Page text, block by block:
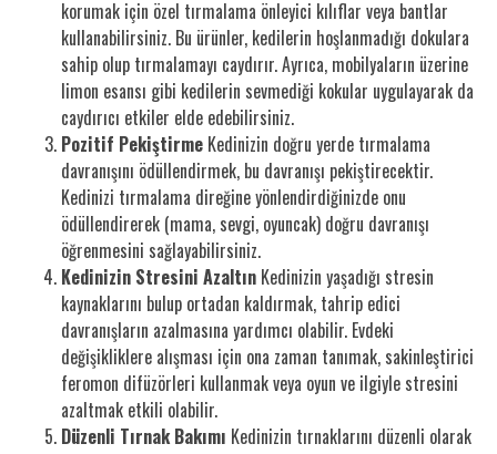
korumak için özel tırmalama önleyici kılıflar veya bantlar
kullanabilirsiniz. Bu ürünler, kedilerin hoşlanmadığı dokulara
sahip olup tırmalamayı caydırır. Ayrıca, mobilyaların üzerine
limon esansı gibi kedilerin sevmediği kokular uygulayarak da
caydırıcı etkiler elde edebilirsiniz.
Pozitif Pekiştirme Kedinizin doğru yerde tırmalama
davranışını ödüllendirmek, bu davranışı pekiştirecektir.
Kedinizi tırmalama direğine yönlendirdiğinizde onu
ödüllendirerek (mama, sevgi, oyuncak) doğru davranışı
öğrenmesini sağlayabilirsiniz.
Kedinizin Stresini Azaltın Kedinizin yaşadığı stresin
kaynaklarını bulup ortadan kaldırmak, tahrip edici
davranışların azalmasına yardımcı olabilir. Evdeki
değişikliklere alışması için ona zaman tanımak, sakinleştirici
feromon difüzörleri kullanmak veya oyun ve ilgiyle stresini
azaltmak etkili olabilir.
Düzenli Tırnak Bakımı Kedinizin tırnaklarını düzenli olarak